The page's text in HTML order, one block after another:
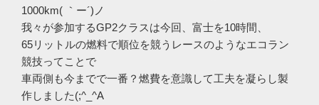
1000km( ｀ー´)ノ
我々が参加するGP2クラスは今回、富士を10時間、
65リットルの燃料で順位を競うレースのようなエコラン
競技ってことで
車両側も今までで一番？燃費を意識して工夫を凝らし製
作しました(;^_^A